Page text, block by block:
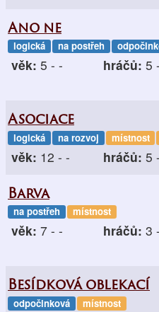
Ano ne
logická na postřeh
věk: 5 - - hráčů: 5
Asociace
logická na rozvoj místnost
věk: 12 - - hráčů: 5
Barva
na postřeh místnost
věk: 7 - - hráčů: 3
Besídková oblekací
odpočinková místnost